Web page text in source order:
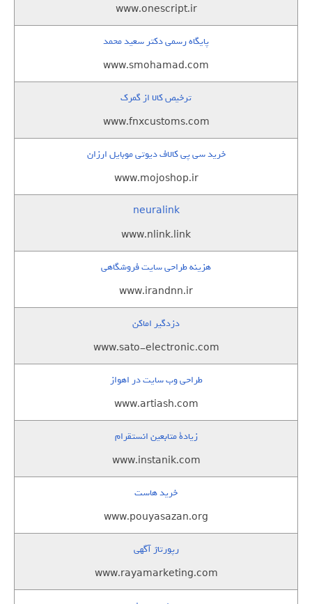
www.onescript.ir
پایگاه رسمی دکتر سعید محمد
www.smohamad.com
ترخیص کالا از گمرک
www.fnxcustoms.com
خرید سی پی کالاف دیوتی موبایل ارزان
www.mojoshop.ir
neuralink
www.nlink.link
هزینه طراحی سایت فروشگاهی
www.irandnn.ir
دزدگیر اماکن
www.sato-electronic.com
طراحی وب سایت در اهواز
www.artiash.com
زيادة متابعين انستقرام
www.instanik.com
خرید هاست
www.pouyasazan.org
رپورتاژ آگهی
www.rayamarketing.com